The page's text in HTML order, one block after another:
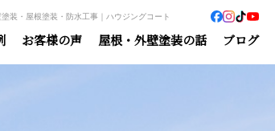
装・屋根塗装・防水工事｜ハウジングコート
お客様の声 屋根・外壁塗装の話 ブログ